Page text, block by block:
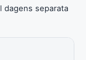
dagens separata